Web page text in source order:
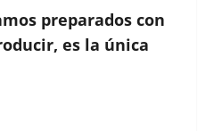
preparados con
es la única